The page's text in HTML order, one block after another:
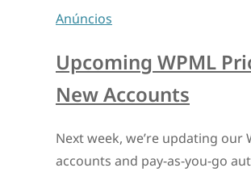
Anúncios
Upcoming WPML
New Accounts
Next week, we’re updating our
accounts and pay-as-you-go